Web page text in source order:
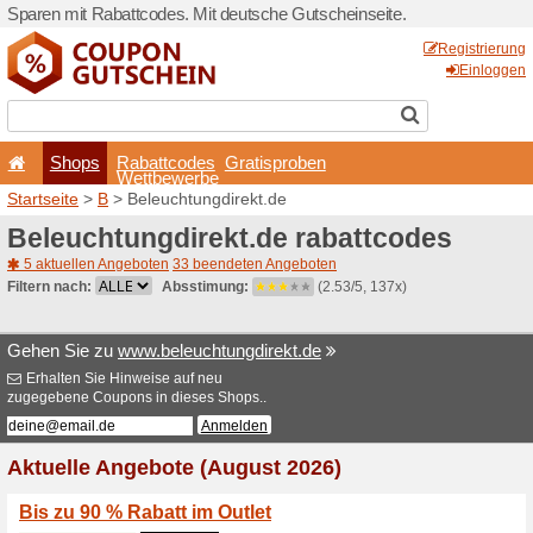
Sparen mit Rabattcodes.
Shops
Startseite>B>